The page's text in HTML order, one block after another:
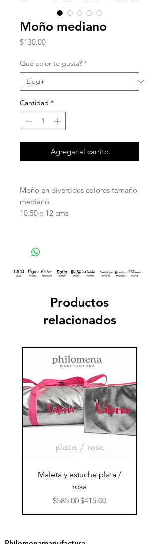
Moño mediano
$130.00Precio
Qué color te gusta? *
Cantidad *
Agregar al carrito
Moño en divertidos colores tamaño
mediano
10.50 x 12 cms
Productos
relacionados
Maleta y estuche plata /
rosa
Precio
$585.00 Precio de oferta
$415.00